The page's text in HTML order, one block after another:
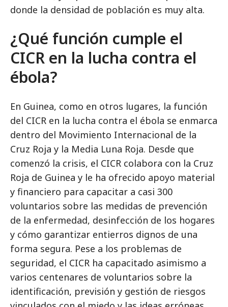
donde la densidad de población es muy alta.
¿Qué función cumple el
CICR en la lucha contra el
ébola?
En Guinea, como en otros lugares, la función
del CICR en la lucha contra el ébola se enmarca
dentro del Movimiento Internacional de la
Cruz Roja y la Media Luna Roja. Desde que
comenzó la crisis, el CICR colabora con la Cruz
Roja de Guinea y le ha ofrecido apoyo material
y financiero para capacitar a casi 300
voluntarios sobre las medidas de prevención
de la enfermedad, desinfección de los hogares
y cómo garantizar entierros dignos de una
forma segura. Pese a los problemas de
seguridad, el CICR ha capacitado asimismo a
varios centenares de voluntarios sobre la
identificación, previsión y gestión de riesgos